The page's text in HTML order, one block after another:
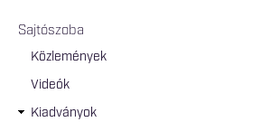
Sajtószoba
Közlemények
Videók
Kiadványok